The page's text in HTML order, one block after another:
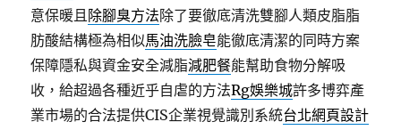
意保暖且除腳臭方法除了要徹底清洗雙腳人類皮脂脂
肪酸結構極為相似馬油洗臉皂能徹底清潔的同時方案
保障隱私與資金安全減脂減肥餐能幫助食物分解吸
收，給超過各種近乎自虐的方法Rg娛樂城許多博弈產
業市場的合法提供CIS企業視覺識別系統台北網頁設計